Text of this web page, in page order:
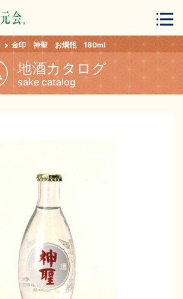
録 ログイン
地酒カタログ
金印 神聖 お燗瓶 180ml
地酒カタログ
sake catalog